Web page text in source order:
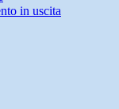
in uscita